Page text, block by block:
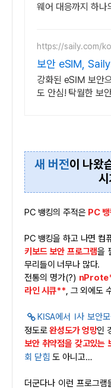
웨어 대응까지 하나
https://saily.com/
보안 eSIM,
안, 안정적인 연결
강화된 eSIM 보안
도 안심! 탁월한 보
새 버전이 나왔
PC 뱅킹의 주적은 PC 뱅
PC 뱅킹을 하고 나면 컴
키보드 보안 프로그램을
무리들이 너무나 많다.
전통의 명가(?)
라인 시큐**, 그 외에도
KISA에서 I사 보안
정도로완성도가 엉망인
보안 취약점을 갖고있는
회 닫힘 도 아니고…
더군다나 이런 프로그